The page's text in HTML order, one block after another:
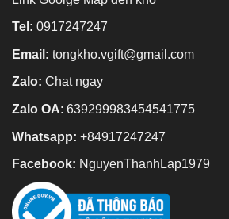
Tel: 0917247247
Email: tongkho.vgift@gmail.com
Zalo: Chat ngay
Zalo OA: 639299983454541775
Whatsapp: +84917247247
Facebook: NguyenThanhLap1979